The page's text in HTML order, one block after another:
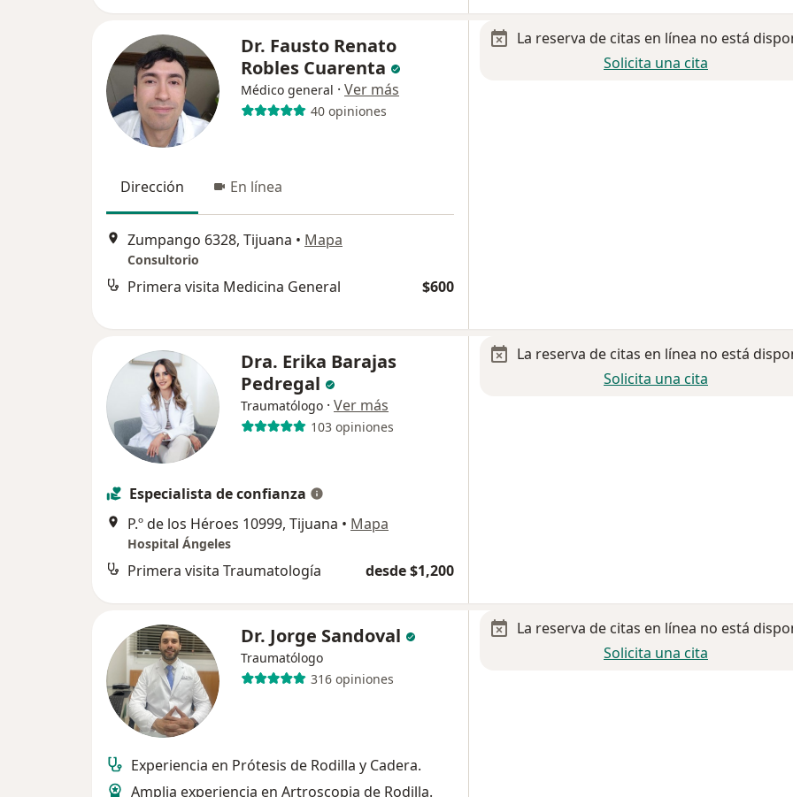
Dr. Fausto Renato
Robles Cuarenta
Médico general · Ver más
40 opiniones
Dirección En línea
Zumpango 6328, Tijuana • Mapa
Consultorio
Primera visita Medicina General $600
La reserva de citas en línea no está
Solicita una cita
Dra. Erika Barajas
Pedregal
Traumatólogo · Ver más
103 opiniones
Especialista de confianza
P.º de los Héroes 10999, Tijuana • Mapa
Hospital Ángeles
Primera visita Traumatología desde $1,200
La reserva de citas en línea no está
Solicita una cita
Dr. Jorge Sandoval
Traumatólogo
316 opiniones
Experiencia en Prótesis de Rodilla y Cadera.
Amplia experiencia en Artroscopia de Rodilla.
La reserva de citas en línea no está
Solicita una cita